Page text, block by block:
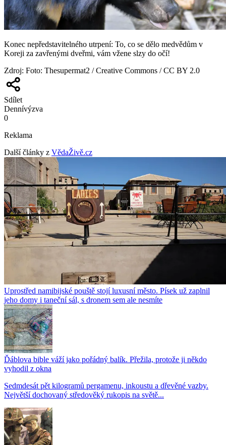
Konec nepředstavitelného utrpení: To, co se dělo medvědům v
Koreji za zavřenými dveřmi, vám vžene slzy do očí!
Zdroj: Foto: Thesupermat2 / Creative Commons / CC BY 2.0
Sdílet
Dennívýzva
0
Reklama
Další články z VědaŽivě.cz
Uprostřed namibijské pouště stojí luxusní město. Písek už zaplnil
jeho domy i taneční sál, s dronem sem ale nesmíte
Ďáblova bible váží jako pořádný balík. Přežila, protože ji někdo
vyhodil z okna
Sedmdesát pět kilogramů pergamenu, inkoustu a dřevěné vazby.
Největší dochovaný středověký rukopis na světě...